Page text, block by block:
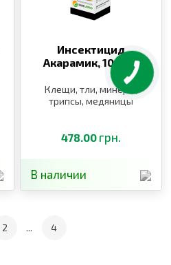
Инсектицид
Акарамик,100 мл
Клещи, тли, минеры,
трипсы, медяницы
478.00 грн.
В наличии
2 ... 4